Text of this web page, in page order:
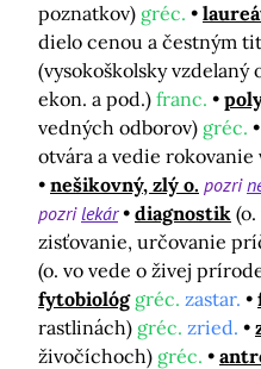
poznatkov) gréc.
dielo cenou a čestným
(vysokoškolsky vzdelaný
ekon. a pod.) franc.
vedných odborov) gréc.
otvára a vedie
nešikovný, zlý o. pozri
pozrilekár diagnostik
zisťovanie, určovanie
(o. vo vede o živej
fytobiológ gréc. zastar.
rastlinách) gréc. zried.
živočíchoch) gréc.